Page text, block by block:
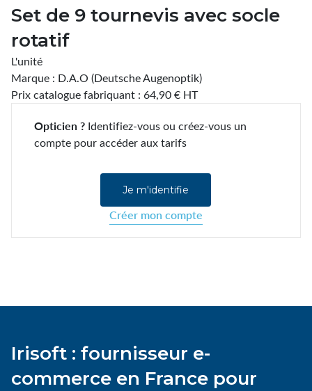
Set de 9 tournevis avec socle
rotatif
L'unité
Marque : D.A.O (Deutsche Augenoptik)
Prix catalogue fabriquant : 64,90 € HT
Opticien ? Identifiez-vous ou créez-vous un
compte pour accéder aux tarifs
Je m'identifie
Créer mon compte
Irisoft : fournisseur e-
commerce en France pour